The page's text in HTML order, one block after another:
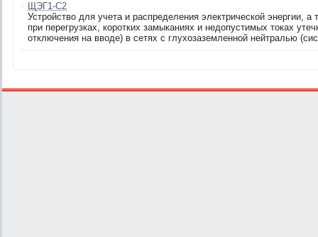
ЩЭГ1-С2
Устройство для учета и распределения электрической энергии,
при перегрузках, коротких замыканиях и недопустимых токах
отключения на вводе) в сетях с глухозаземленной нейтралью